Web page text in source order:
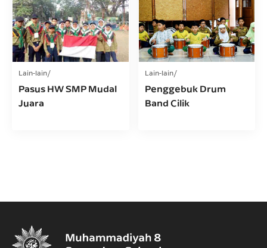
Lain-lain
Pasus HW SMP Mudal
Juara
Lain-lain
Penggebuk Drum
Band Cilik